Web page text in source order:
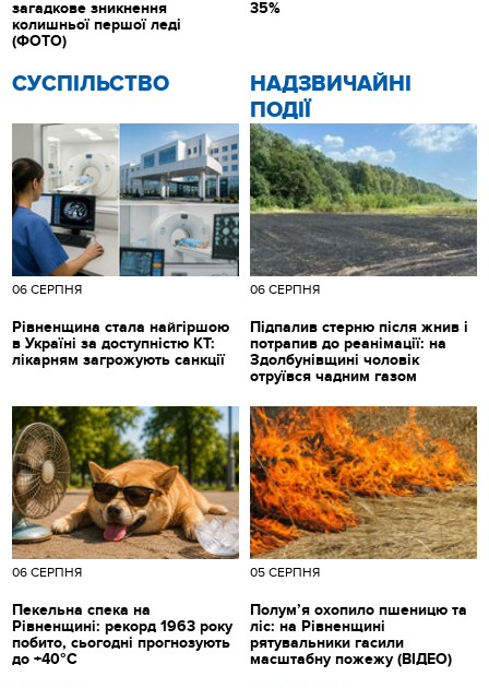
CУСПІЛЬСТВО
06 СЕРПНЯ
Рівненщина стала найгіршою
в Україні за доступністю КТ:
лікарням загрожують санкції
НАДЗВИЧАЙНІ
ПОДІЇ
06 СЕРПНЯ
Підпалив стерню після жнив і
потрапив до реанімації: на
Здолбунівщині чоловік
отруївся чадним газом
загадкове зникнення
колишньої першої леді
(ФОТО)
35%
06 СЕРПНЯ
Пекельна спека на
Рівненщині: рекорд 1963 року
побито, сьогодні прогнозують
до +40°C
05 СЕРПНЯ
Полум’я охопило пшеницю та
ліс: на Рівненщині
рятувальники гасили
масштабну пожежу (ВІДЕО)